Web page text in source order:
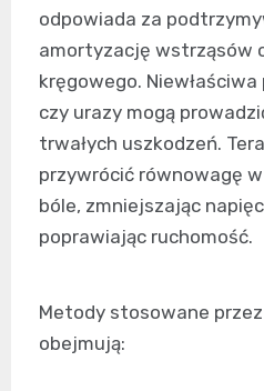
odpowiada za
amortyzację wstrząsów
kręgowego.
czy urazy mogą
trwałych uszkodzeń.
przywrócić równowagę w
bóle, zmniejszając
poprawiając ruchomość.
Metody stosowane
obejmują: